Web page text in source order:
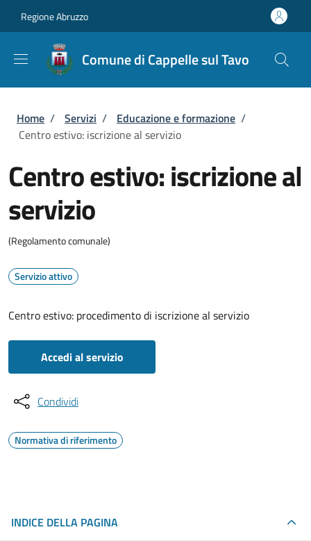
Regione Abruzzo
Comune di Cappelle sul Tavo
Briciole di pane
Home / Servizi / Educazione e formazione /
Centro estivo: iscrizione al servizio
Centro estivo: iscrizione al
servizio
(Regolamento comunale)
Servizio attivo
Centro estivo: procedimento di iscrizione al servizio
Accedi al servizio
Condividi
Normativa di riferimento
INDICE DELLA PAGINA